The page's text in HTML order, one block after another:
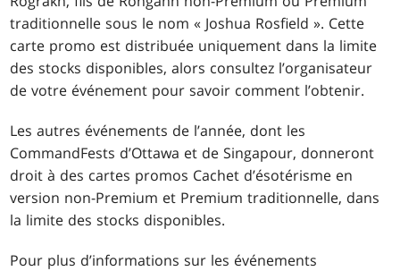
traditionnelle sous le nom « Joshua Rosfield ». Cette
carte promo est distribuée uniquement dans la limite
des stocks disponibles, alors consultez l’organisateur
de votre événement pour savoir comment l’obtenir.
Les autres événements de l’année, dont les
CommandFests d’Ottawa et de Singapour, donneront
droit à des cartes promos Cachet d’ésotérisme en
version non-Premium et Premium traditionnelle, dans
la limite des stocks disponibles.
Pour plus d’informations sur les événements